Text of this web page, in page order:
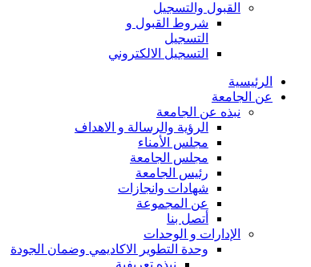
القبول والتسجيل
شروط القبول و
التسجيل
التسجيل الالكتروني
الرئيسية
عن الجامعة
نبذه عن الجامعة
الرؤية والرسالة و الاهداف
مجلس الأمناء
مجلس الجامعة
رئيس الجامعة
شهادات وانجازات
عن المجموعة
أتصل بنا
الإدارات و الوحدات
وحدة التطوير الاكاديمي وضمان الجودة
نبذه تعريفية